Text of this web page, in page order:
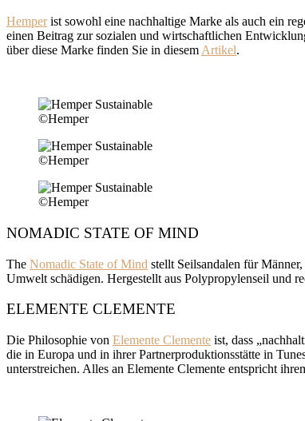
Hemperist sowohl eine nachhaltige Marke als auch ein
einen Beitrag zur sozialen und wirtschaftlichen
über diese Marke finden Sie in diesem Artikel.
©Hemper
©Hemper
©Hemper
NOMADIC STATE OF MIND
The Nomadic State of Mind stellt Seilsandalen für
Umwelt schädigen. Hergestellt aus Polypropylenseil und
ELEMENTE CLEMENTE
Die Philosophie von Elemente Clemente ist, dass
die in Europa und in ihrer Partnerproduktionsstätte in
unterstreichen. Alles an Elemente Clemente entspricht